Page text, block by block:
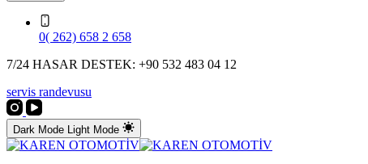
0( 262) 658 2 658
7/24 HASAR DESTEK: +90 532 483 04 12
servis randevusu
Dark Mode Light Mode